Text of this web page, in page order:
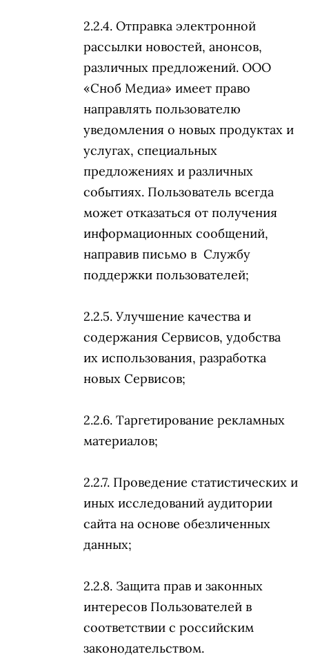
Отправка электронной
рассылки новостей, анонсов,
различных предложений. ООО
«Сноб Медиа» имеет право
направлять пользователю
уведомления о новых продуктах и
услугах, специальных
предложениях и различных
событиях. Пользователь всегда
может отказаться от получения
информационных сообщений,
направив письмо в Службу
поддержки пользователей;
Улучшение качества и
содержания Сервисов, удобства
их использования, разработка
новых Сервисов;
Таргетирование рекламных
материалов;
Проведение статистических и
иных исследований аудитории
сайта на основе обезличенных
данных;
Защита прав и законных
интересов Пользователей в
соответствии с российским
законодательством.